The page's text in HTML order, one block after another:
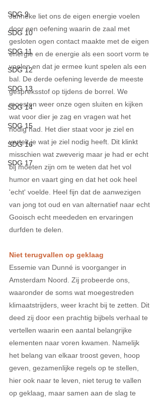
SDG 9
SDG 10
SDG 11
SDG 12
SDG 13
SDG 14
SDG 15
SDG 16
SDG 17
Janneke liet ons de eigen energie voelen
door een oefening waarin de zaal met
gesloten ogen contact maakte met de eigen
energie en de energie als een soort vorm te
voelen en dat je ermee kunt spelen als een
bal. De derde oefening leverde de meeste
gespreksstof op tijdens de borrel. We
moesten weer onze ogen sluiten en kijken
wat voor dier je zag en vragen wat het
nodig had. Het dier staat voor je ziel en
vertelt je wat je ziel nodig heeft. Dit klinkt
misschien wat zweverig maar je had er echt
bij moeten zijn om te weten dat het vol
humor en vaart ging en dat het ook heel
'echt' voelde. Heel fijn dat de aanwezigen
van jong tot oud en van alternatief naar echt
Gooisch echt meededen en ervaringen
durfden te delen.
Niet terugvallen op geklaag
Essemie van Dunné is voorganger in
Amsterdam Noord. Zij probeerde ons,
waaronder de soms wat moegestreden
klimaatstrijders, weer kracht bij te zetten. Dit
deed zij door een prachtig bijbels verhaal te
vertellen waarin een aantal belangrijke
elementen naar voren kwamen. Namelijk
het belang van elkaar troost geven, hoop
geven, gezamenlijke regels op te stellen,
hier ook naar te leven, niet terug te vallen
op geklaag, maar samen aan de slag te